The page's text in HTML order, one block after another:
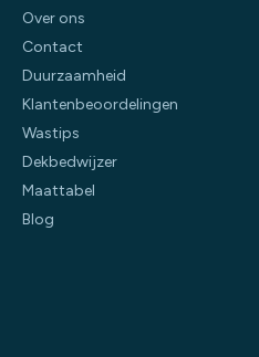
Over ons
Contact
Duurzaamheid
Klantenbeoordelingen
Wastips
Dekbedwijzer
Maattabel
Blog